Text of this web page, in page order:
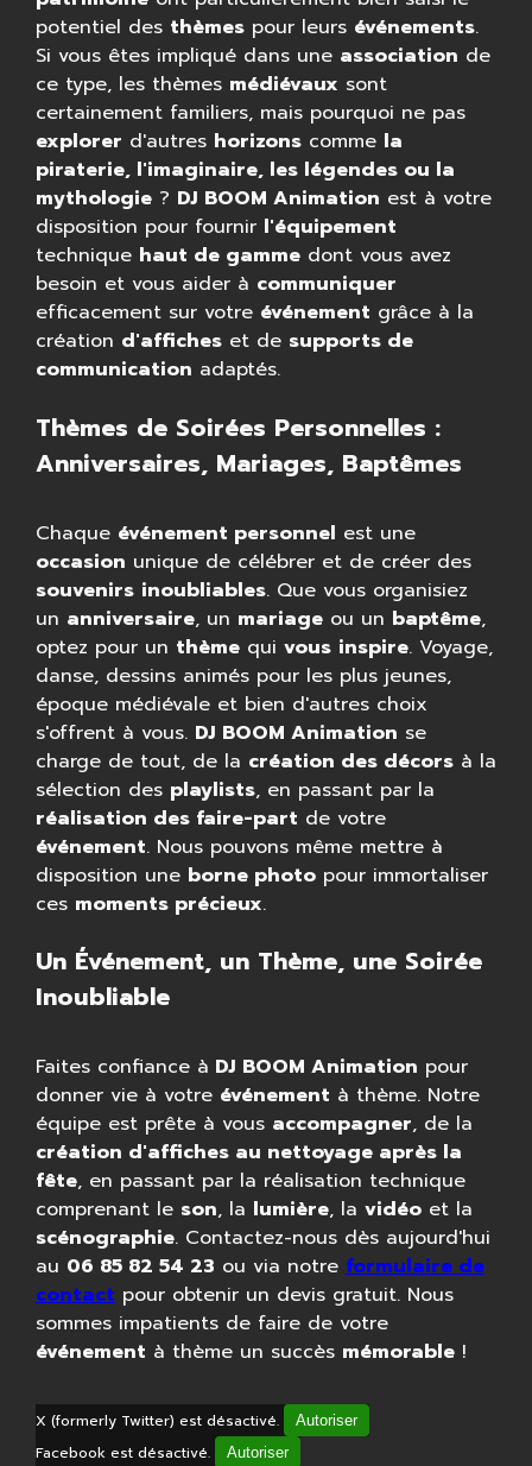
potentiel des thèmespour leurs événements.
Si vous êtes impliqué dans une association de
ce type, les thèmes médiévaux sont
certainement familiers, mais pourquoi ne pas
explorer d'autres horizonscomme la
piraterie, l'imaginaire, les légendes ou la
mythologie? DJ BOOM Animation est à votre
disposition pour fournir l'équipement
technique haut de gammedont vous avez
besoin et vous aider à communiquer
efficacement sur votre événement grâce à la
création d'afficheset de supports de
communication adaptés.
Thèmes de Soirées Personnelles :
Anniversaires, Mariages, Baptêmes
Chaque événement personnel est une
occasion unique de célébrer et de créer des
souvenirs inoubliables. Que vous organisiez
un anniversaire, un mariageou un baptême,
optez pour un thèmequi vous inspire. Voyage,
danse, dessins animés pour les plus jeunes,
époque médiévale et bien d'autres choix
s'offrent à vous. DJ BOOM Animation se
charge de tout, de la création des décorsà la
sélection des playlists, en passant par la
réalisation des faire-part de votre
événement. Nous pouvons même mettre à
disposition une borne photopour immortaliser
ces moments précieux.
Un Événement, un Thème, une Soirée
Inoubliable
Faites confiance à DJ BOOM Animation pour
donner vie à votre événement à thème. Notre
équipe est prête à vous accompagner, de la
création d'affiches au nettoyage après la
fête, en passant par la réalisation technique
comprenant le son, la lumière, la vidéoet la
scénographie. Contactez-nous dès aujourd'hui
au 06 85 82 54 23 ou via notreformulaire de
contactpour obtenir un devis gratuit. Nous
sommes impatients de faire de votre
événement à thème un succès mémorable!
X (formerly Twitter) est désactivé. Autoriser
Facebook est désactivé. Autoriser